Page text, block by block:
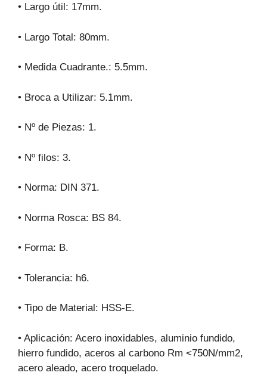
• Largo útil: 17mm.
• Largo Total: 80mm.
• Medida Cuadrante.: 5.5mm.
• Broca a Utilizar: 5.1mm.
• Nº de Piezas: 1.
• Nº filos: 3.
• Norma: DIN 371.
• Norma Rosca: BS 84.
• Forma: B.
• Tolerancia: h6.
• Tipo de Material: HSS-E.
• Aplicación: Acero inoxidables, aluminio fundido,
hierro fundido, aceros al carbono Rm <750N/mm2,
acero aleado, acero troquelado.